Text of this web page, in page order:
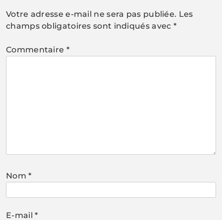
Votre adresse e-mail ne sera pas publiée. Les
champs obligatoires sont indiqués avec *
Commentaire *
Nom*
E-mail*